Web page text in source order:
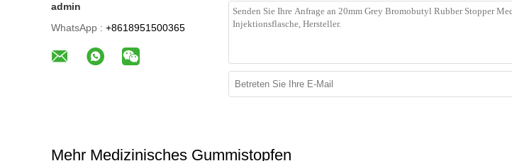
admin
WhatsApp : +8618951500365
Mehr Medizinisches Gummistopfen